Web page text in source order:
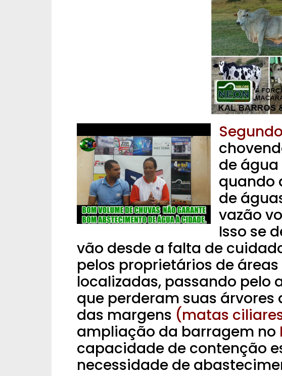
de água
quando
de
vazão
Isso se
vão desde a falta de
pelos proprietários de
localizadas, passando pelo
que perderam suas
das margens (matas
ampliação da barragem no
capacidade de contenção
necessidade de